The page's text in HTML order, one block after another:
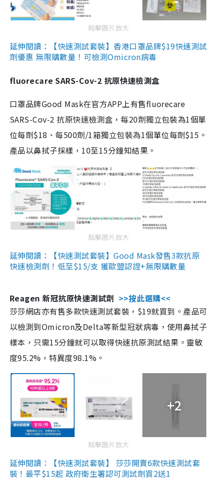
點擊圖片放大
延伸閱讀：【快速測試套裝】香港口罩品牌$19快速測試
劑優惠 無限購數量！可檢測Omicron病毒
fluorecare SARS-Cov-2 抗原快速檢測盒
口罩品牌Good Mask在官方APP上有售fluorecare
SARS-Cov-2 抗原快速檢測盒，每20劑獨立包裝為1個單
位每劑$18、每500劑/1箱獨立包裝為1個單位每劑$15。
產品以鼻拭子採樣，10至15分鐘知結果。
點擊圖片放大
延伸閱讀：【快速測試套裝】Good Mask發售3款抗原
快速檢測劑！低至$15/支 獲歐盟認證+無限購數量
Reagen 新冠抗原快速測試劑 >>按此選購<<
莎莎網店亦有售多款快速測試套裝，$19就買到。產品可
以檢測到Omicron及Delta等新型冠狀病毒，使用鼻拭子
樣本，只需15分鐘就可以取得快速抗原測試結果。靈敏
度95.2%，特異度98.1%。
+2
點擊圖片放大
延伸閱讀：【快速測試套裝】 莎莎開賣6款快速測試套
裝！最平$15起 政府衛生署認可測試劑買2送1